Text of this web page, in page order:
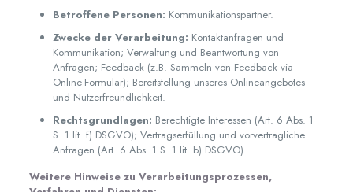
Betroffene Personen: Kommunikationspartner.
Zwecke der Verarbeitung: Kontaktanfragen und
Kommunikation; Verwaltung und Beantwortung von
Anfragen; Feedback (z.B. Sammeln von Feedback via
Online-Formular); Bereitstellung unseres Onlineangebotes
und Nutzerfreundlichkeit.
Rechtsgrundlagen: Berechtigte Interessen (Art. 6 Abs. 1
S. 1 lit. f) DSGVO); Vertragserfüllung und vorvertragliche
Anfragen (Art. 6 Abs. 1 S. 1 lit. b) DSGVO).
Weitere Hinweise zu Verarbeitungsprozessen,